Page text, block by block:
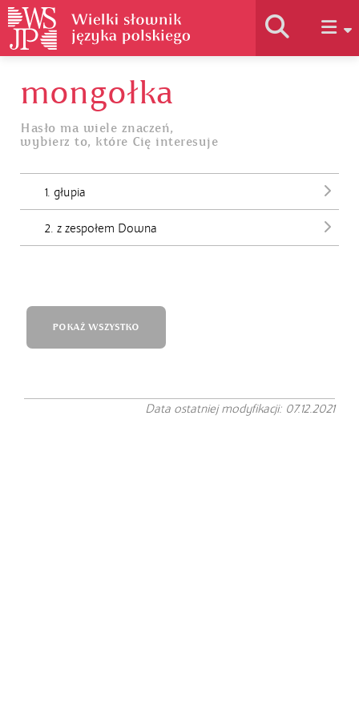
Historia słownika
Jak korzystać
mongołka
Hasło ma wiele znaczeń,
wybierz to, które Cię interesuje
1. głupia
2. z zespołem Downa
POKAŻ WSZYSTKO
Data ostatniej modyfikacji: 07.12.2021